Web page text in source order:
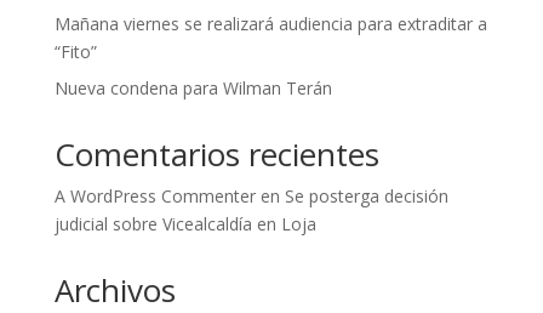
Mañana viernes se realizará audiencia para extraditar a
“Fito”
Nueva condena para Wilman Terán
Comentarios recientes
A WordPress Commenteren Se posterga decisión
judicial sobre Vicealcaldía en Loja
Archivos